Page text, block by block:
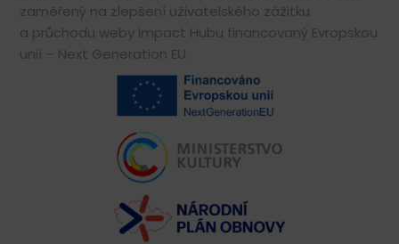
zaměřený na zlepšení uživatelského zážitku
a průchodu weby Impact Hubu financovaný Evropskou
unií – Next Generation EU.